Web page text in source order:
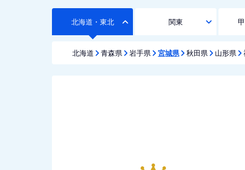
北海道・東北
北海道 青森県 岩手県 宮城県 秋田県 山形県
関東